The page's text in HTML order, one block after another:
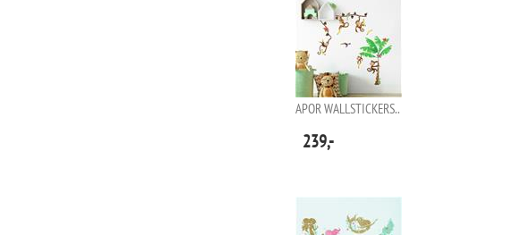
APOR WALLSTICKERS..
239,-